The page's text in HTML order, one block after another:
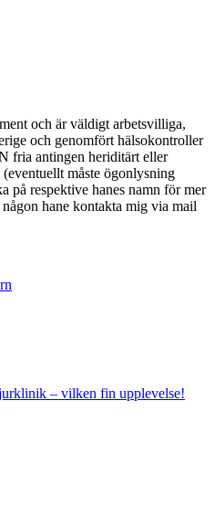
och är väldigt arbetsvilliga,
och genomfört hälsokontroller
fria antingen heriditärt eller
måste ögonlysning
på respektive hanes namn för mer
hane kontakta mig via mail
– vilken fin upplevelse!